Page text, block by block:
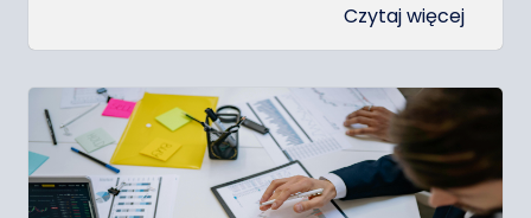
Czytaj więcej